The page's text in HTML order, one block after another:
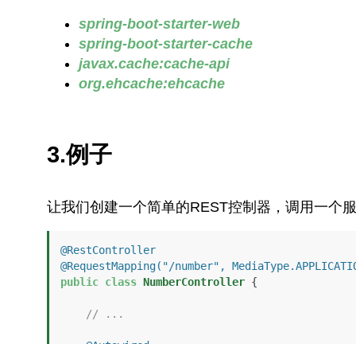
spring-boot-starter-web
spring-boot-starter-cache
javax.cache:cache-api
org.ehcache:ehcache
3.例子
让我们创建一个简单的REST控制器，调用一个
@RestController
@RequestMapping("/number",
public class NumberController {
// ...